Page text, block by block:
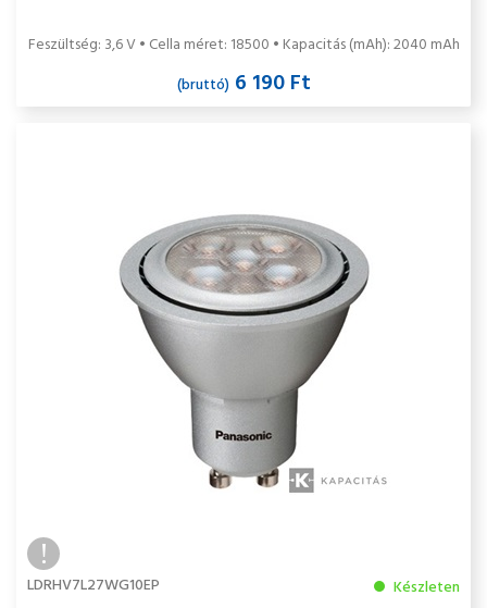
Feszültség: 3,6 V • Cella méret: 18500 • Kapacitás (mAh): 2040 mAh
(bruttó)6 190 Ft
LDRHV7L27WG10EP Készleten